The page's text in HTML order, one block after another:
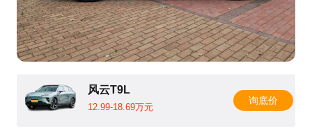
风云T9L
12.99-18.69万元
询底价